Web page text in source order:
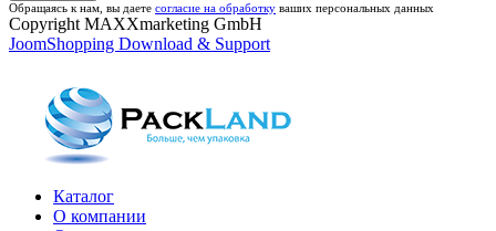
Обращаясь к нам, вы даете согласие на обработку ваших персональных данных
Copyright MAXXmarketing GmbH
JoomShopping Download & Support
Каталог
О компании